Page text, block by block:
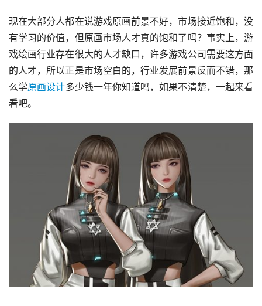
现在大部分人都在说游戏原画前景不好，市场接近饱和，没
有学习的价值，但原画市场人才真的饱和了吗？事实上，游
戏绘画行业存在很大的人才缺口，许多游戏公司需要这方面
的人才，所以正是市场空白的，行业发展前景反而不错，那
么学原画设计多少钱一年你知道吗，如果不清楚，一起来看
看吧。